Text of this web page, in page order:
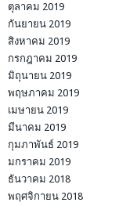
ตุลาคม 2019
กันยายน 2019
สิงหาคม 2019
กรกฎาคม 2019
มิถุนายน 2019
พฤษภาคม 2019
เมษายน 2019
มีนาคม 2019
กุมภาพันธ์ 2019
มกราคม 2019
ธันวาคม 2018
พฤศจิกายน 2018